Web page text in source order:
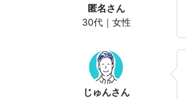
匿名 さん
30代｜女性
じゅんさん